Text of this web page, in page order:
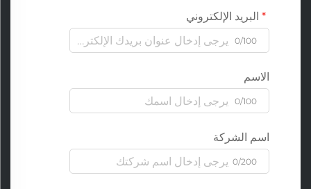
البريد الإلكتروني
0/100
الاسم
0/100
اسم الشركة
0/200